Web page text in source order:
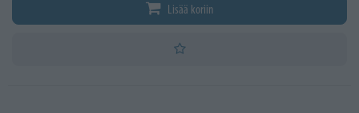
Lisää koriin